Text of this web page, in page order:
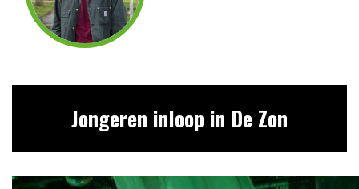
Jongeren inloop in De Zon